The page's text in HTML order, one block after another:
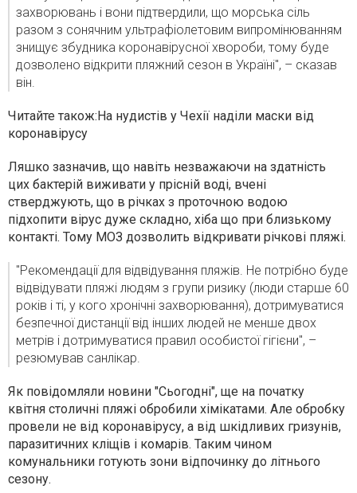
захворювань і вони підтвердили, що морська сіль
разом з сонячним ультрафіолетовим випромінюванням
знищує збудника коронавірусної хвороби, тому буде
дозволено відкрити пляжний сезон в Україні", – сказав
він.
Читайте також:На нудистів у Чехії наділи маски від
коронавірусу
Ляшко зазначив, що навіть незважаючи на здатність
цих бактерій виживати у прісній воді, вчені
стверджують, що в річках з проточною водою
підхопити вірус дуже складно, хіба що при близькому
контакті. Тому МОЗ дозволить відкривати річкові пляжі.
"Рекомендації для відвідування пляжів. Не потрібно буде
відвідувати пляжі людям з групи ризику (люди старше 60
років і ті, у кого хронічні захворювання), дотримуватися
безпечної дистанції від інших людей не менше двох
метрів і дотримуватися правил особистої гігієни", –
резюмував санлікар.
Як повідомляли новини "Сьогодні", ще на початку
квітня столичні пляжі обробили хімікатами. Але обробку
провели не від коронавірусу, а від шкідливих гризунів,
паразитичних кліщів і комарів. Таким чином
комунальники готують зони відпочинку до літнього
сезону.